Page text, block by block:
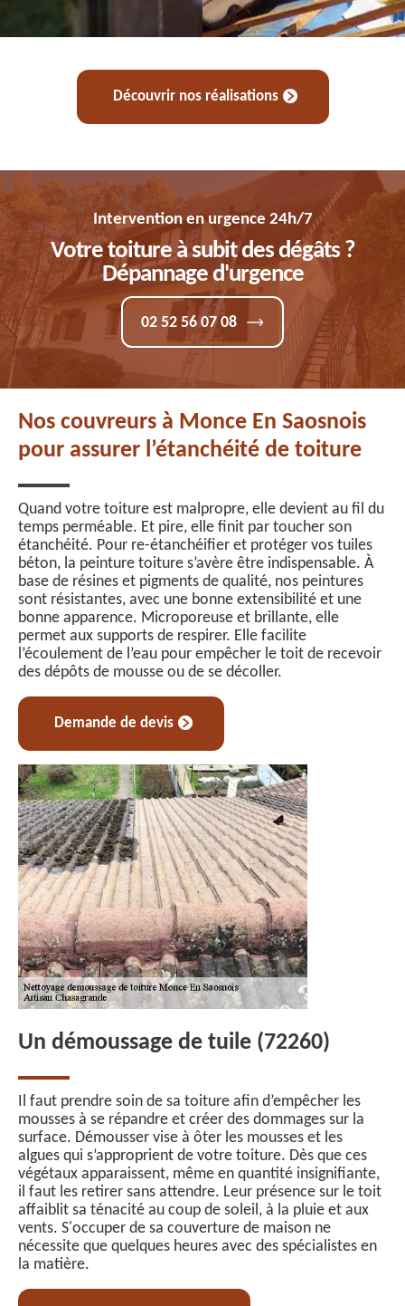
Découvrir nos réalisations
Intervention en urgence 24h/7
Votre toiture à subit des dégâts ?
Dépannage d'urgence
02 52 56 07 08
Nos couvreurs à Monce En Saosnois
pour assurer l’étanchéité de toiture
Quand votre toiture est malpropre, elle devient au fil du
temps perméable. Et pire, elle finit par toucher son
étanchéité. Pour re-étanchéifier et protéger vos tuiles
béton, la peinture toiture s’avère être indispensable. À
base de résines et pigments de qualité, nos peintures
sont résistantes, avec une bonne extensibilité et une
bonne apparence. Microporeuse et brillante, elle
permet aux supports de respirer. Elle facilite
l’écoulement de l’eau pour empêcher le toit de recevoir
des dépôts de mousse ou de se décoller.
Demande de devis
Un démoussage de tuile (72260)
Il faut prendre soin de sa toiture afin d’empêcher les
mousses à se répandre et créer des dommages sur la
surface. Démousser vise à ôter les mousses et les
algues qui s’approprient de votre toiture. Dès que ces
végétaux apparaissent, même en quantité insignifiante,
il faut les retirer sans attendre. Leur présence sur le toit
affaiblit sa ténacité au coup de soleil, à la pluie et aux
vents. S'occuper de sa couverture de maison ne
nécessite que quelques heures avec des spécialistes en
la matière.